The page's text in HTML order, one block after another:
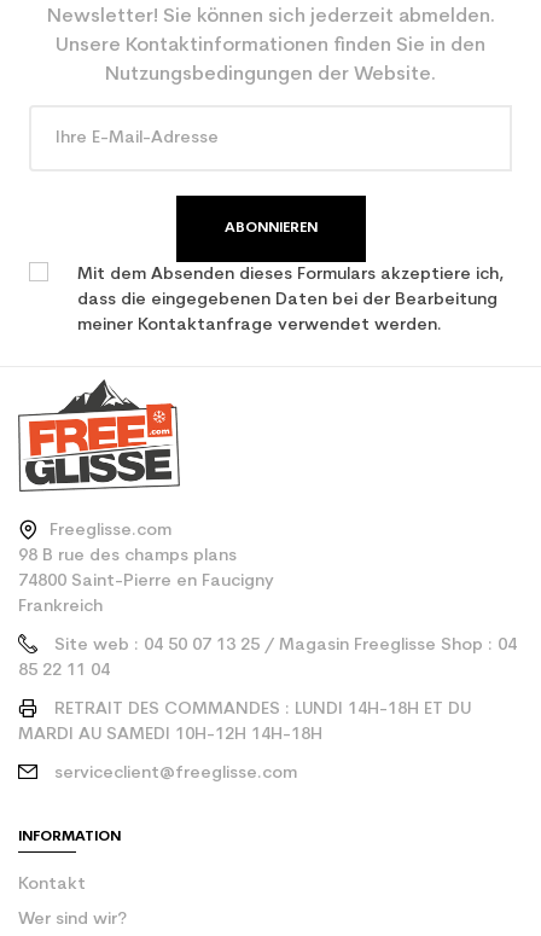
Newsletter! Sie können sich jederzeit abmelden.
Unsere Kontaktinformationen finden Sie in den
Nutzungsbedingungen der Website.
ABONNIEREN
Mit dem Absenden dieses Formulars akzeptiere ich,
dass die eingegebenen Daten bei der Bearbeitung
meiner Kontaktanfrage verwendet werden.
Freeglisse.com
98 B rue des champs plans
74800 Saint-Pierre en Faucigny
Frankreich
Site web : 04 50 07 13 25 / Magasin Freeglisse Shop : 04
85 22 11 04
RETRAIT DES COMMANDES : LUNDI 14H-18H ET DU
MARDI AU SAMEDI 10H-12H 14H-18H
serviceclient@freeglisse.com
INFORMATION
Kontakt
Wer sind wir?